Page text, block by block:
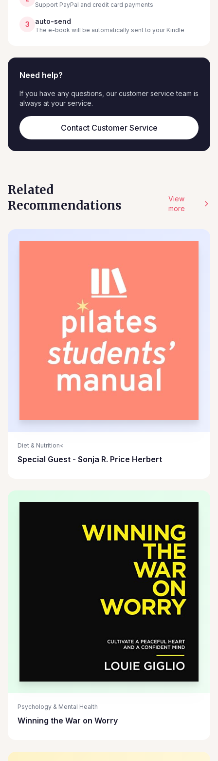
Support PayPal and credit card payments
3 auto-send
The e-book will be automatically sent to your Kindle
Need help?
If you have any questions, our customer service team is
always at your service.
Contact Customer Service
Related
Recommendations
View
more
Diet & Nutrition<
Special Guest - Sonja R. Price Herbert
Psychology & Mental Health
Winning the War on Worry